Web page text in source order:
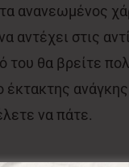
ανανεωμένος
αντέχει στις
του θα βρείτε
ανάγκης
να πάτε.